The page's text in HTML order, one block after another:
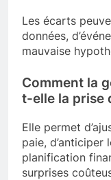
Les écarts
données,
mauvaise
Comment la
t-elle la prise
Elle permet
paie, d’anticiper
planification
surprises